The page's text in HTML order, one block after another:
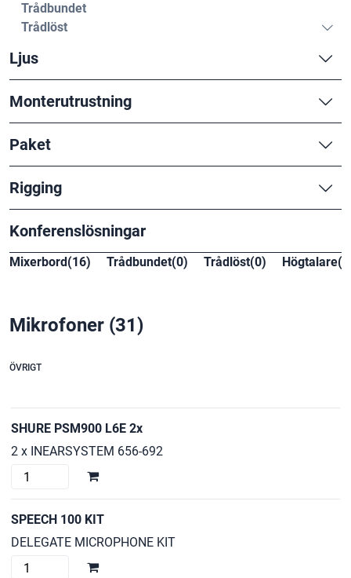
Trådbundet
Trådlöst
Ljus
Monterutrustning
Paket
Rigging
Konferenslösningar
Mixerbord(16) Trådbundet(0) Trådlöst(0)
Mikrofoner (31)
ÖVRIGT
SHURE PSM900 L6E 2x
2 x INEARSYSTEM 656-692
SHURE
L6E
mängd
SPEECH 100 KIT
DELEGATE MICROPHONE KIT
SPEECH